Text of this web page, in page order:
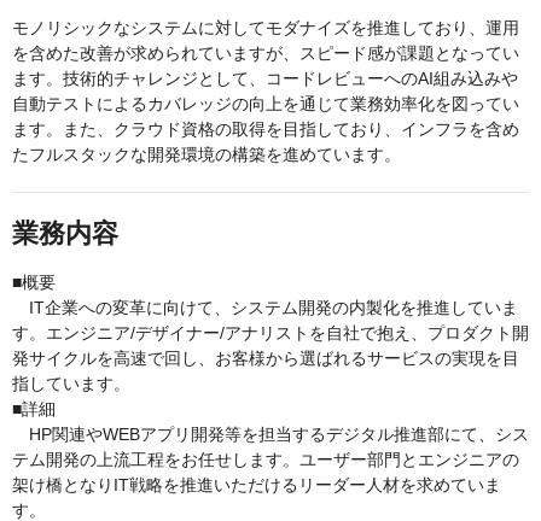
モノリシックなシステムに対してモダナイズを推進しており、運用
を含めた改善が求められていますが、スピード感が課題となってい
ます。技術的チャレンジとして、コードレビューへのAI組み込みや
自動テストによるカバレッジの向上を通じて業務効率化を図ってい
ます。また、クラウド資格の取得を目指しており、インフラを含め
たフルスタックな開発環境の構築を進めています。
業務内容
■概要
IT企業への変革に向けて、システム開発の内製化を推進していま
す。エンジニア/デザイナー/アナリストを自社で抱え、プロダクト開
発サイクルを高速で回し、お客様から選ばれるサービスの実現を目
指しています。
■詳細
HP関連やWEBアプリ開発等を担当するデジタル推進部にて、シス
テム開発の上流工程をお任せします。ユーザー部門とエンジニアの
架け橋となりIT戦略を推進いただけるリーダー人材を求めていま
す。